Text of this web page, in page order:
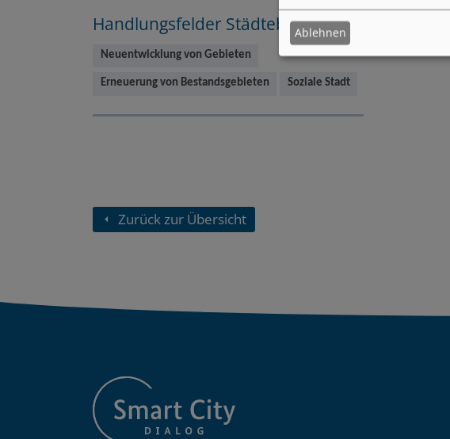
Handlungsfelder Städtebau
Neuentwicklung von Gebieten
Erneuerung von Bestandsgebieten Soziale Stadt
Zurück zur Übersicht
Ablehnen